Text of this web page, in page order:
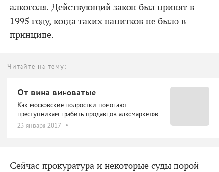
алкоголя. Действующий закон был принят в
1995 году, когда таких напитков не было в
принципе.
Читайте на тему:
От вина виноватые
Как московские подростки помогают
преступникам грабить продавцов алкомаркетов
23 января 2017
Сейчас прокуратура и некоторые суды порой